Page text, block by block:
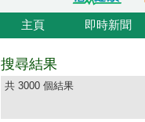
主頁 即時新聞
搜尋結果
共 3000 個結果